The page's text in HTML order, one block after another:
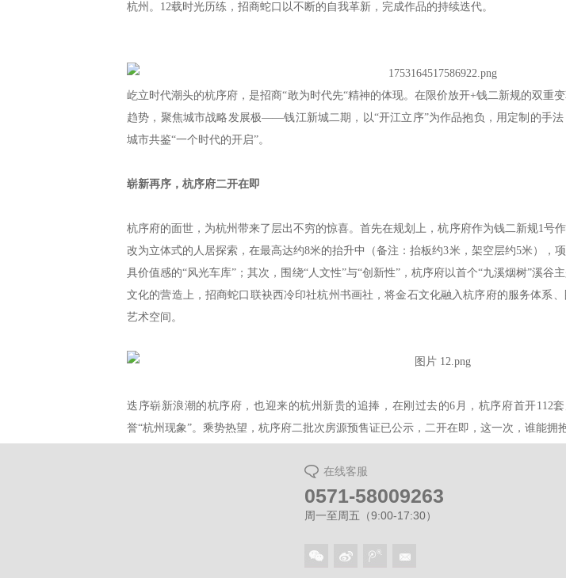
杭州。12载时光历练，招商蛇口以不断的自我革新，完成作品的持续迭代。
屹立时代潮头的杭序府，是招商“敢为时代先“精神的体现。在限价放开+钱二新规的双重
趋势，聚焦城市战略发展极——钱江新城二期，以“开江立序”为作品抱负，用定制的手
城市共鉴“一个时代的开启”。
崭新再序，杭序府二开在即
杭序府的面世，为杭州带来了层出不穷的惊喜。首先在规划上，杭序府作为钱二新规1号
改为立体式的人居探索，在最高达约8米的抬升中（备注：抬板约3米，架空层约5米），
具价值感的“风光车库”；其次，围绕“人文性”与“创新性”，杭序府以首个“九溪烟树”溪谷
文化的营造上，招商蛇口联袂西冷印社杭州书画社，将金石文化融入杭序府的服务体系
艺术空间。
迭序崭新浪潮的杭序府，也迎来的杭州新贵的追捧，在刚过去的6月，杭序府首开112
誉“杭州现象”。乘势热望，杭序府二批次房源预售证已公示，二开在即，这一次，谁能拥
在线客服
0571-58009263
周一至周五（9:00-17:30）